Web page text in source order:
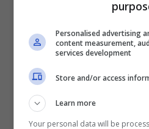
Amazon, le
offerte di
ciabatta
Personalised advertising
content measurement,
services development
Store and/or access
Learn more
Your personal data will be